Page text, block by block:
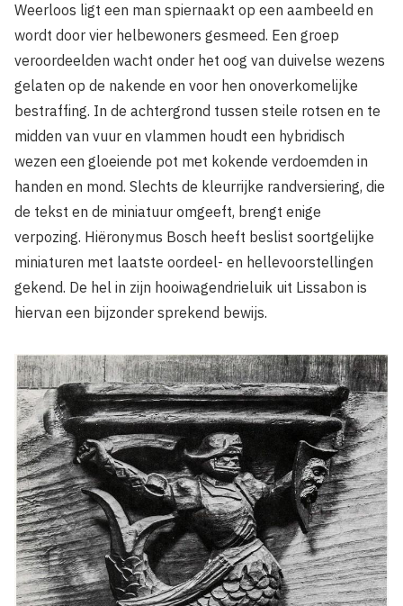
Weerloos ligt een man spiernaakt op een aambeeld en
wordt door vier helbewoners gesmeed. Een groep
veroordeelden wacht onder het oog van duivelse wezens
gelaten op de nakende en voor hen onoverkomelijke
bestraffing. In de achtergrond tussen steile rotsen en te
midden van vuur en vlammen houdt een hybridisch
wezen een gloeiende pot met kokende verdoemden in
handen en mond. Slechts de kleurrijke randversiering, die
de tekst en de miniatuur omgeeft, brengt enige
verpozing. Hiëronymus Bosch heeft beslist soortgelijke
miniaturen met laatste oordeel- en hellevoorstellingen
gekend. De hel in zijn hooiwagendrieluik uit Lissabon is
hiervan een bijzonder sprekend bewijs.